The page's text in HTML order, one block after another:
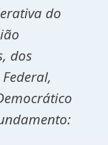
do
dos